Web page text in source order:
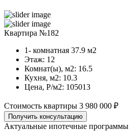
Квартира №182
1- комнатная 37.9 м2
Этаж: 12
Комнат(ы), м2: 16.5
Кухня, м2: 10.3
Цена, Р/м2: 105013
Стоимость квартиры 3 980 000 ₽
Актуальные ипотечные программы